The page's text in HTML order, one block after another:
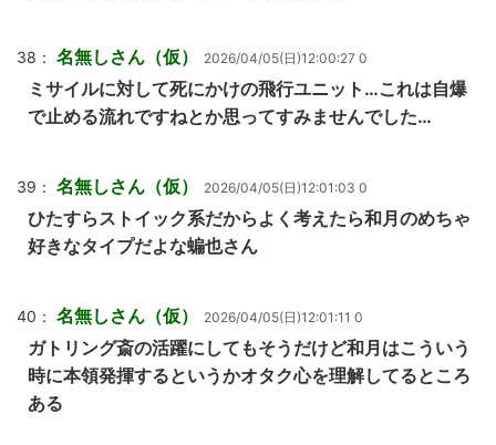
38： 名無しさん（仮） 2026/04/05(日)12:00:27 0
ミサイルに対して死にかけの飛行ユニット…これは自爆
で止める流れですねとか思ってすみませんでした…
39： 名無しさん（仮） 2026/04/05(日)12:01:03 0
ひたすらストイック系だからよく考えたら和月のめちゃ
好きなタイプだよな蝙也さん
40： 名無しさん（仮） 2026/04/05(日)12:01:11 0
ガトリング斎の活躍にしてもそうだけど和月はこういう
時に本領発揮するというかオタク心を理解してるところ
ある